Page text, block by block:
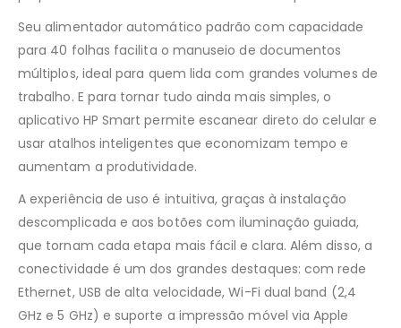
Seu alimentador automático padrão com capacidade
para 40 folhas facilita o manuseio de documentos
múltiplos, ideal para quem lida com grandes volumes de
trabalho. E para tornar tudo ainda mais simples, o
aplicativo HP Smart permite escanear direto do celular e
usar atalhos inteligentes que economizam tempo e
aumentam a produtividade.
A experiência de uso é intuitiva, graças à instalação
descomplicada e aos botões com iluminação guiada,
que tornam cada etapa mais fácil e clara. Além disso, a
conectividade é um dos grandes destaques: com rede
Ethernet, USB de alta velocidade, Wi-Fi dual band (2,4
GHz e 5 GHz) e suporte a impressão móvel via Apple